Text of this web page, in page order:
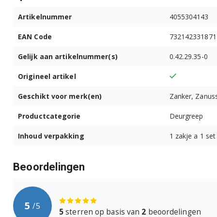
ZWF61203W 91490823601
ZWF61204W 91490824100
ZWF61204W 91490824101
ZWF61400W 91490805300
ZWF61400W 91490805501
Artikelnummer 4055304143
EAN Code
Gelijk aan artikelnummer(s) 0.42.29.35-0
Origineel artikel
Geschikt voor merk(en) Zanker,
Productcategorie Deurgreep
Inhoud verpakking 1 zakje a 1 set
Beoordelingen
5 /5
5sterren op basis van 2 beoordelingen